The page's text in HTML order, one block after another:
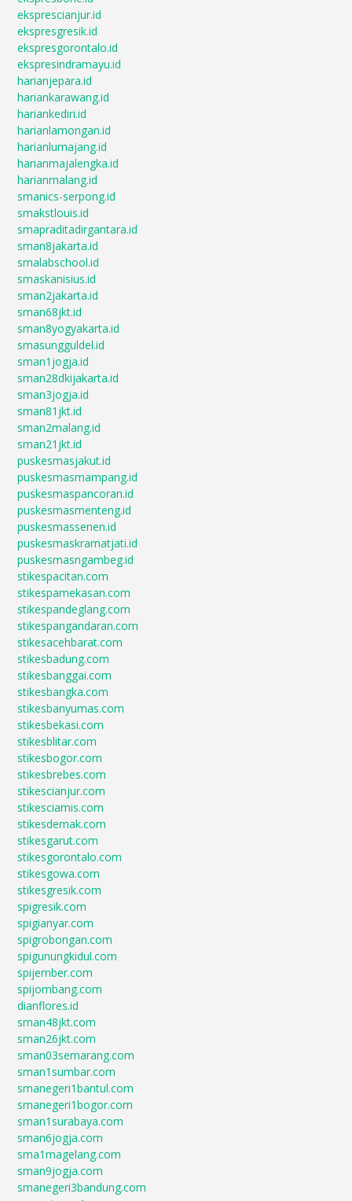
eksprescianjur.id
ekspresgresik.id
ekspresgorontalo.id
ekspresindramayu.id
harianjepara.id
hariankarawang.id
hariankediri.id
harianlamongan.id
harianlumajang.id
harianmajalengka.id
harianmalang.id
smanics-serpong.id
smakstlouis.id
smapraditadirgantara.id
sman8jakarta.id
smalabschool.id
smaskanisius.id
sman2jakarta.id
sman68jkt.id
sman8yogyakarta.id
smasungguldel.id
sman1jogja.id
sman28dkijakarta.id
sman3jogja.id
sman81jkt.id
sman2malang.id
sman21jkt.id
puskesmasjakut.id
puskesmasmampang.id
puskesmaspancoran.id
puskesmasmenteng.id
puskesmassenen.id
puskesmaskramatjati.id
puskesmasngambeg.id
stikespacitan.com
stikespamekasan.com
stikespandeglang.com
stikespangandaran.com
stikesacehbarat.com
stikesbadung.com
stikesbanggai.com
stikesbangka.com
stikesbanyumas.com
stikesbekasi.com
stikesblitar.com
stikesbogor.com
stikesbrebes.com
stikescianjur.com
stikesciamis.com
stikesdemak.com
stikesgarut.com
stikesgorontalo.com
stikesgowa.com
stikesgresik.com
spigresik.com
spigianyar.com
spigrobongan.com
spigunungkidul.com
spijember.com
spijombang.com
dianflores.id
sman48jkt.com
sman26jkt.com
sman03semarang.com
sman1sumbar.com
smanegeri1bantul.com
smanegeri1bogor.com
sman1surabaya.com
sman6jogja.com
sma1magelang.com
sman9jogja.com
smanegeri3bandung.com